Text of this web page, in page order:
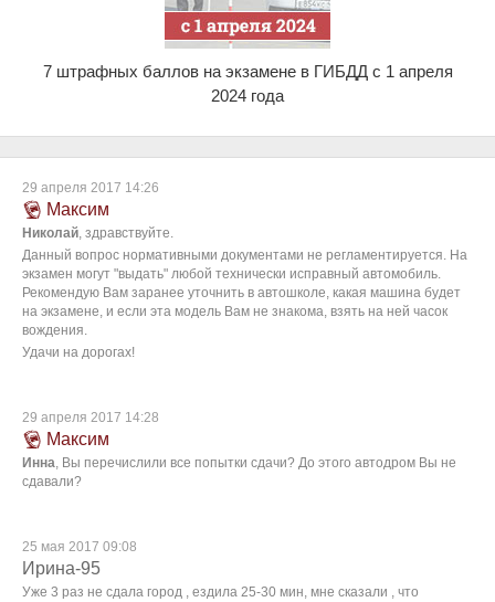
7 штрафных баллов на экзамене в ГИБДД с 1 апреля
2024 года
29 апреля 2017 14:26
Максим
Николай, здравствуйте.
Данный вопрос нормативными документами не регламентируется. На
экзамен могут "выдать" любой технически исправный автомобиль.
Рекомендую Вам заранее уточнить в автошколе, какая машина будет
на экзамене, и если эта модель Вам не знакома, взять на ней часок
вождения.
Удачи на дорогах!
29 апреля 2017 14:28
Максим
Инна, Вы перечислили все попытки сдачи? До этого автодром Вы не
сдавали?
25 мая 2017 09:08
Ирина-95
Уже 3 раз не сдала город , ездила 25-30 мин, мне сказали , что